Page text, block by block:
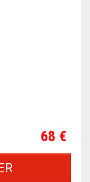
Prix
68 €